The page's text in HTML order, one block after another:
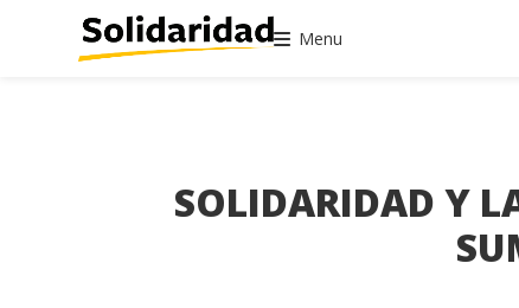
Menu
SOLIDARIDAD Y